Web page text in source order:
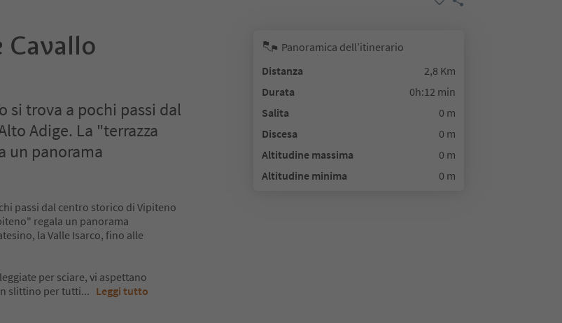
Cavallo
si trova a pochi passi dal
Adige. La "terrazza
un panorama
passi dal centro storico di Vipiteno
regala un panorama
la Valle Isarco, fino alle
per sciare, vi aspettano
slittino per tutti... Leggi tutto
Panoramica dell’itinerario
Distanza
2,8 Km
Durata
0h:12 min
Salita
0 m
Discesa
0 m
Altitudine massima
0 m
Altitudine minima
0 m